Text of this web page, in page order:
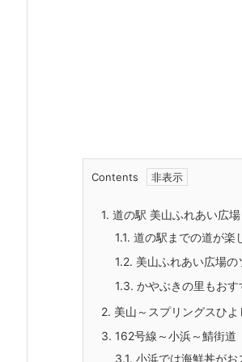
Contents
1. 道の駅 美山ふれあい広場
1.1. 道の駅までの道が楽
1.2. 美山ふれあい広場
1.3. かやぶきの里もおす
2. 美山～スプリングスひ
3. 162号線～小浜～鯖街道
3.1. 小浜では海鮮丼がお